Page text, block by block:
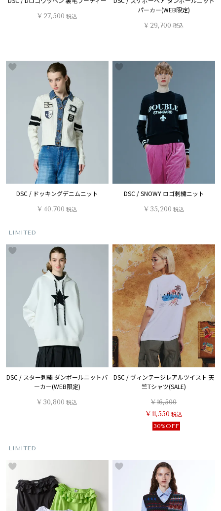
¥ 27,500 税込
パーカー(WEB限定)
¥ 29,700 税込
DSC / ドッキングデニムニット
¥ 40,700 税込
DSC / SNOWY ロゴ刺繍ニット
¥ 35,200 税込
LIMITED
DSC / スター刺繍 ダンボールニットパ
ーカー(WEB限定)
¥ 30,800 税込
DSC / ヴィンテージレアルツイスト 天
竺Tシャツ(SALE)
¥16,500
¥ 11,550 税込
30%OFF
LIMITED